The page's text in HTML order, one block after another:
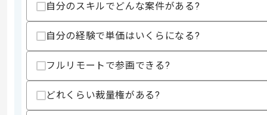
スキル
求めるスキル
・KotlinにおけるAndroidアプリ開発経
・基本設計以降一人称で開発した経験
・コードレビュー経験
歓迎スキル
自分のスキルでどんな案件がある?
自分の経験で単価はいくらになる?
フルリモートで参画できる?
どれくらい裁量権がある?